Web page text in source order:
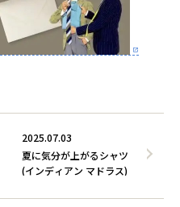
2025.07.03
夏に気分が上がるシャツ
(インディアン マドラス)